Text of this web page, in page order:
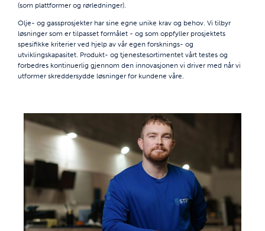
(som plattformer og rørledninger).
Olje- og gassprosjekter har sine egne unike krav og behov. Vi tilbyr
løsninger som er tilpasset formålet - og som oppfyller prosjektets
spesifikke kriterier ved hjelp av vår egen forsknings- og
utviklingskapasitet. Produkt- og tjenestesortimentet vårt testes og
forbedres kontinuerlig gjennom den innovasjonen vi driver med når vi
utformer skreddersydde løsninger for kundene våre.